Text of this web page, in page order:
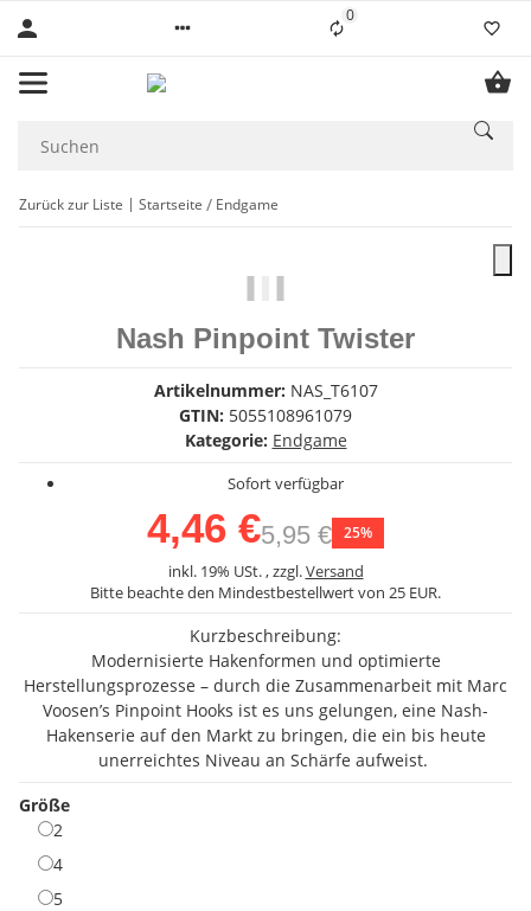
0Liste ist leer
Zurück zur Liste Startseite Endgame
Nash Pinpoint Twister
Artikelnummer: NAS_T6107
GTIN: 5055108961079
Kategorie: Endgame
Sofort verfügbar
4,46 €5,95 € 25%
inkl. 19% USt. , zzgl.Versand
Bitte beachte den Mindestbestellwert von 25 EUR.
Kurzbeschreibung:
Modernisierte Hakenformen und optimierte
Herstellungsprozesse – durch die Zusammenarbeit mit Marc
Voosen’s Pinpoint Hooks ist es uns gelungen, eine Nash-
Hakenserie auf den Markt zu bringen, die ein bis heute
unerreichtes Niveau an Schärfe aufweist.
Größe
2
44
55